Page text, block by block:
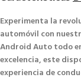
Experimenta la
automóvil con
Android Auto todo
excelencia, este
experiencia de